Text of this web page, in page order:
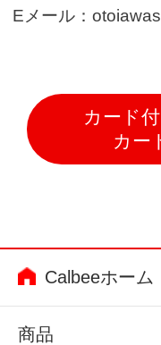
Eメール：
カード
カー
Calbeeホーム
商品